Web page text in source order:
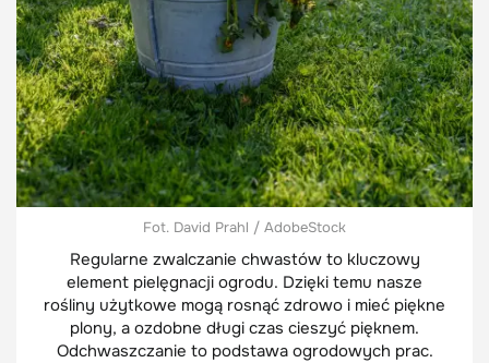
Fot. David Prahl / AdobeStock
Regularne zwalczanie chwastów to kluczowy
element pielęgnacji ogrodu. Dzięki temu nasze
rośliny użytkowe mogą rosnąć zdrowo i mieć piękne
plony, a ozdobne długi czas cieszyć pięknem.
Odchwaszczanie to podstawa ogrodowych prac.